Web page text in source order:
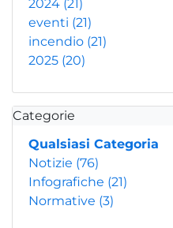
2024 (21)
eventi (21)
incendio (21)
2025 (20)
Categorie
Qualsiasi Categoria
Notizie (76)
Infografiche (21)
Normative (3)